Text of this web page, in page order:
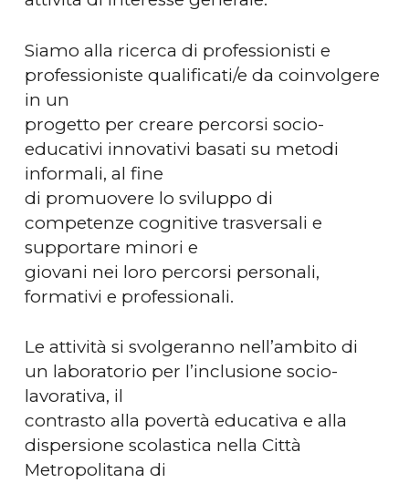
Siamo alla ricerca di professionisti e
professioniste qualificati/e da coinvolgere
in un
progetto per creare percorsi socio-
educativi innovativi basati su metodi
informali, al fine
di promuovere lo sviluppo di
competenze cognitive trasversali e
supportare minori e
giovani nei loro percorsi personali,
formativi e professionali.
Le attività si svolgeranno nell’ambito di
un laboratorio per l’inclusione socio-
lavorativa, il
contrasto alla povertà educativa e alla
dispersione scolastica nella Città
Metropolitana di